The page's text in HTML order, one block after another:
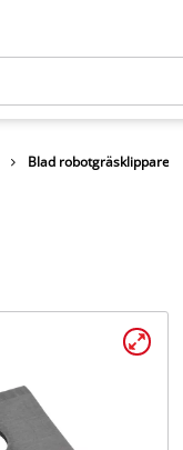
Blad robotgräsklippare